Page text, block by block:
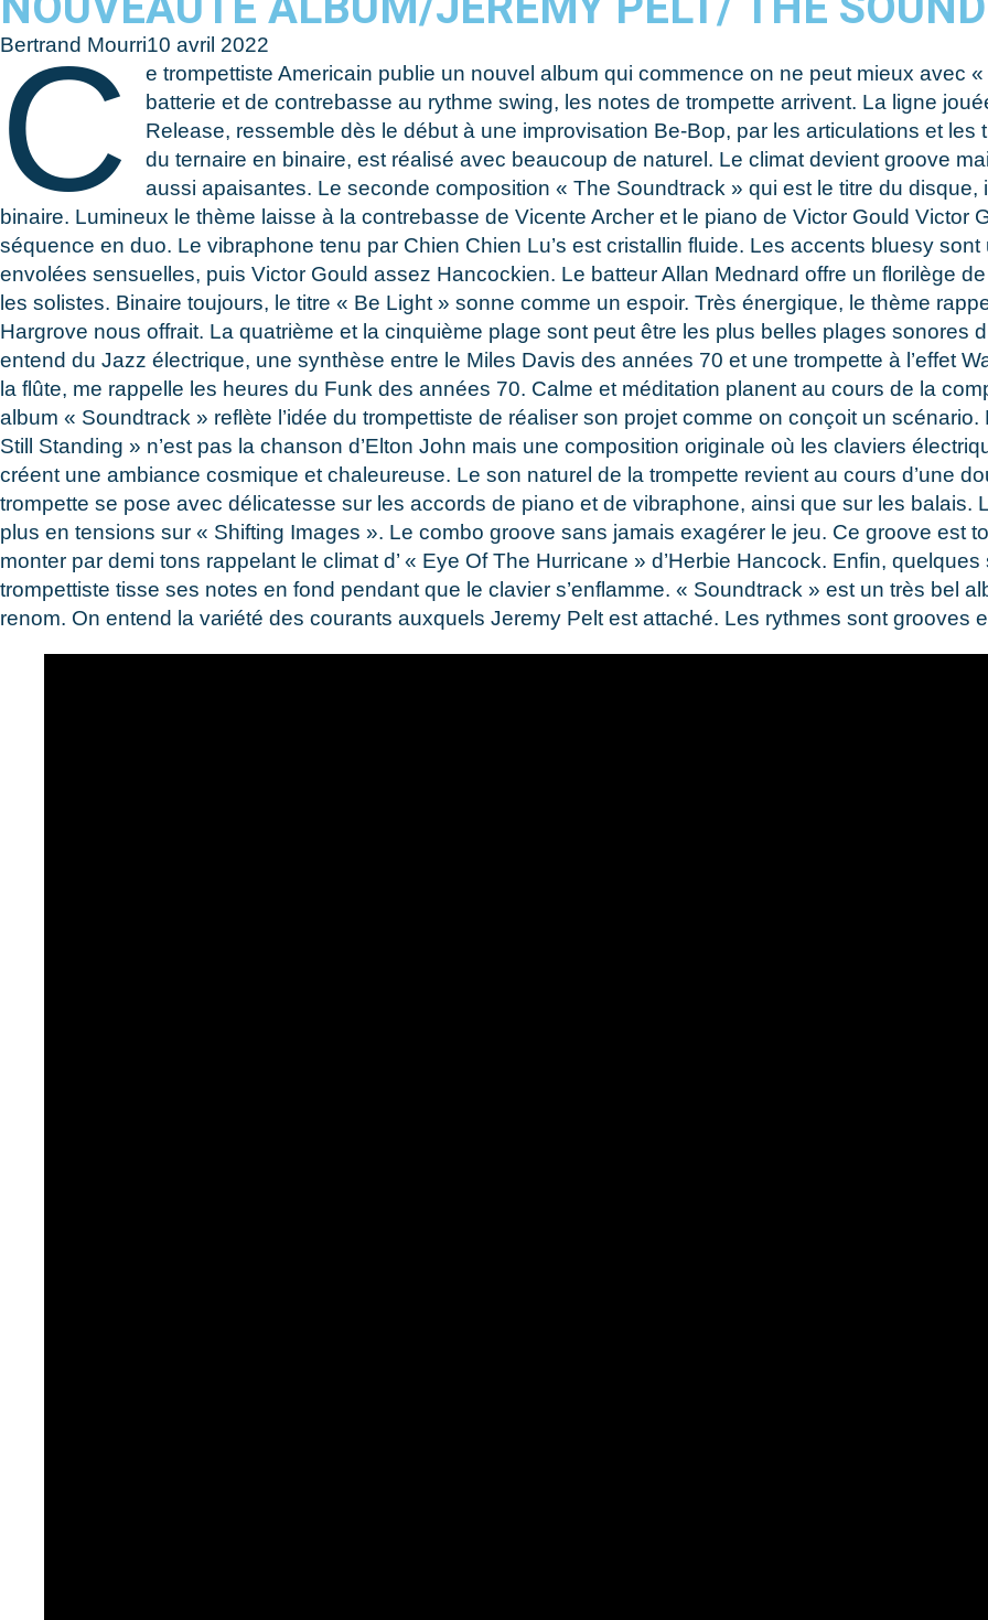
Bertrand Mourri10 avril 2022
C
e trompettiste Americain publie un nouvel album qui commence on ne peut mieux avec
batterie et de contrebasse au rythme swing, les notes de trompette arrivent. La ligne
Release, ressemble dès le début à une improvisation Be-Bop, par les articulations et les
du ternaire en binaire, est réalisé avec beaucoup de naturel. Le climat devient groove
aussi apaisantes. Le seconde composition « The Soundtrack » qui est le titre du
binaire. Lumineux le thème laisse à la contrebasse de Vicente Archer et le piano de Victor Gould Victor
séquence en duo. Le vibraphone tenu par Chien Chien Lu’s est cristallin fluide. Les accents bluesy
envolées sensuelles, puis Victor Gould assez Hancockien. Le batteur Allan Mednard offre un florilège
les solistes. Binaire toujours, le titre « Be Light » sonne comme un espoir. Très énergique, le thème
Hargrove nous offrait. La quatrième et la cinquième plage sont peut être les plus belles plages sonores
entend du Jazz électrique, une synthèse entre le Miles Davis des années 70 et une trompette à l’effet
la flûte, me rappelle les heures du Funk des années 70. Calme et méditation planent au cours de la
album « Soundtrack » reflète l’idée du trompettiste de réaliser son projet comme on conçoit un
Still Standing » n’est pas la chanson d’Elton John mais une composition originale où les claviers
créent une ambiance cosmique et chaleureuse. Le son naturel de la trompette revient au cours d’une
trompette se pose avec délicatesse sur les accords de piano et de vibraphone, ainsi que sur les
plus en tensions sur « Shifting Images ». Le combo groove sans jamais exagérer le jeu. Ce groove est
monter par demi tons rappelant le climat d’ « Eye Of The Hurricane » d’Herbie Hancock. Enfin,
trompettiste tisse ses notes en fond pendant que le clavier s’enflamme. « Soundtrack » est un très bel
renom. On entend la variété des courants auxquels Jeremy Pelt est attaché. Les rythmes sont grooves